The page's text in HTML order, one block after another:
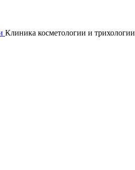
Клиника косметологии и трихологии